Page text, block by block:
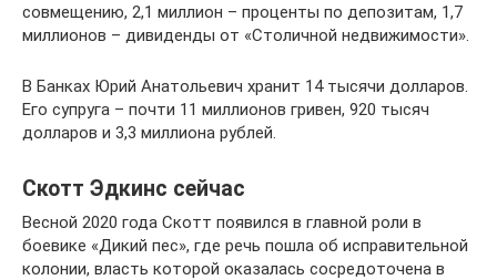
совмещению, 2,1 миллион – проценты по депозитам, 1,7
миллионов – дивиденды от «Столичной недвижимости».
В Банках Юрий Анатольевич хранит 14 тысячи долларов.
Его супруга – почти 11 миллионов гривен, 920 тысяч
долларов и 3,3 миллиона рублей.
Скотт Эдкинс сейчас
Весной 2020 года Скотт появился в главной роли в
боевике «Дикий пес», где речь пошла об исправительной
колонии, власть которой оказалась сосредоточена в